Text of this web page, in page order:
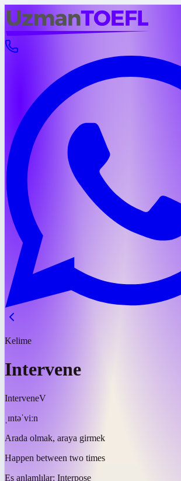
Kelime
Intervene
InterveneV
ˌɪntəˈviːn
Arada olmak, araya girmek
Happen between two times
Eş anlamlılar: Interpose